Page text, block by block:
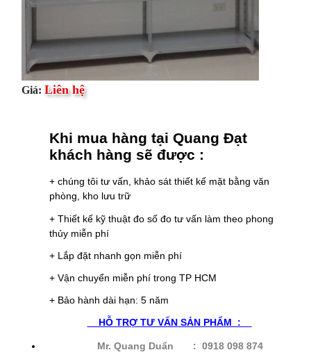
Giá: Liên hệ
Khi mua hàng tại Quang Đạt
khách hàng sẽ được :
+ chúng tôi tư vấn, khảo sát thiết kế mặt bằng văn
phòng, kho lưu trữ
+ Thiết kế kỹ thuật đo số đo tư vấn làm theo phong
thủy miễn phí
+ Lắp đặt nhanh gọn miễn phí
+ Vận chuyển miễn phí trong TP HCM
+ Bảo hành dài hạn: 5 năm
HỖTRỢ TƯ VẤN SẢN PHẨM :
Mr. Quang Duẩn : 0918 098 874